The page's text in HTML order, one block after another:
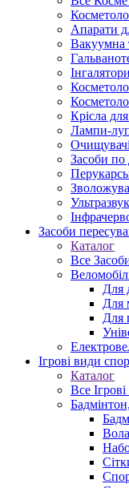
Апарати
Вакуумна
Інгалятори
Крісла
Лампи-
Засоби по
Засоби
Каталог
Все
Для
Для
Для
Ігрові види
Каталог
Все